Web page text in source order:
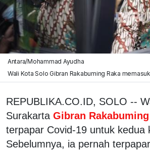
Antara/Mohammad Ayudha
Wali Kota Solo Gibran Rakabuming Raka
REPUBLIKA.CO.ID, SOLO --
Surakarta Gibran
terpapar Covid-19 untuk kedua
Sebelumnya, ia pernah